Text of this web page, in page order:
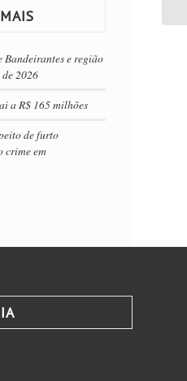
e região
2026
a R$ 165 milhões
de furto
crime em